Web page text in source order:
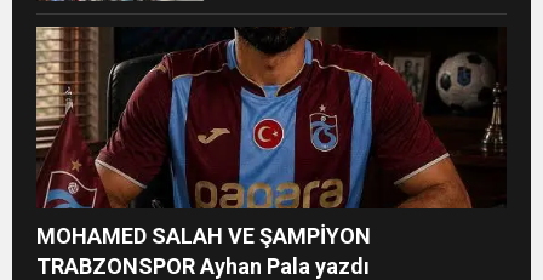
MOHAMED SALAH VE ŞAMPİYON
TRABZONSPOR Ayhan Pala yazdı